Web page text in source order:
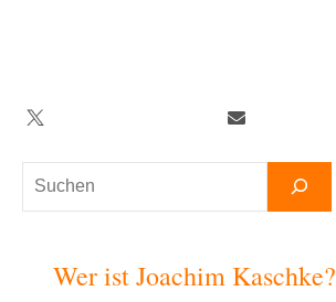
Suchen
Twitter TelegramNewsletter
Wer ist Joachim Kaschke?